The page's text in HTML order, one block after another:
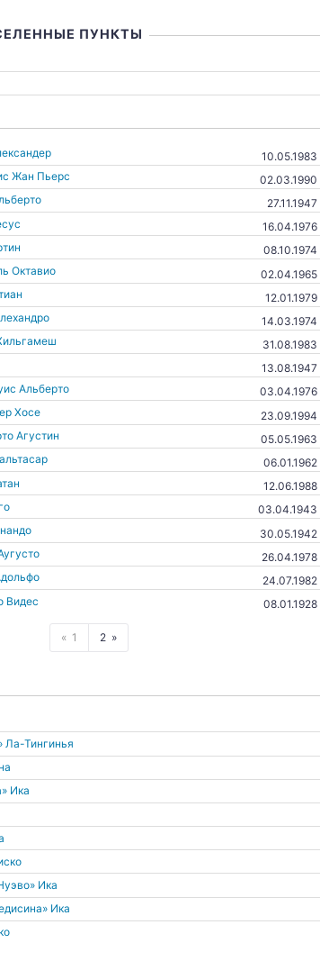
ПУНКТЫ
10.05.1983
Жан Пьерс
02.03.1990
27.11.1947
16.04.1976
08.10.1974
Октавио
02.04.1965
12.01.1979
14.03.1974
31.08.1983
13.08.1947
Альберто
03.04.1976
Хосе
23.09.1994
Агустин
05.05.1963
06.01.1962
12.06.1988
03.04.1943
30.05.1942
26.04.1978
24.07.1982
Видес
08.01.1928
1 2
Ла-Тингинья
Ика
Ика
Ика